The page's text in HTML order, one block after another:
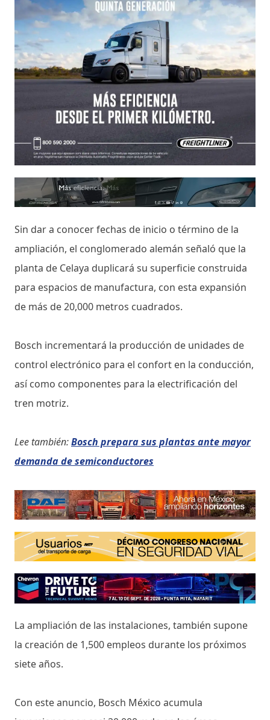
Sin dar a conocer fechas de inicio o término de la
ampliación, el conglomerado alemán señaló que la
planta de Celaya duplicará su superficie construida
para espacios de manufactura, con esta expansión
de más de 20,000 metros cuadrados.
Bosch incrementará la producción de unidades de
control electrónico para el confort en la conducción,
así como componentes para la electrificación del
tren motriz.
Lee también:Bosch prepara sus plantas ante mayor
demanda de semiconductores
La ampliación de las instalaciones, también supone
la creación de 1,500 empleos durante los próximos
siete años.
Con este anuncio, Bosch México acumula